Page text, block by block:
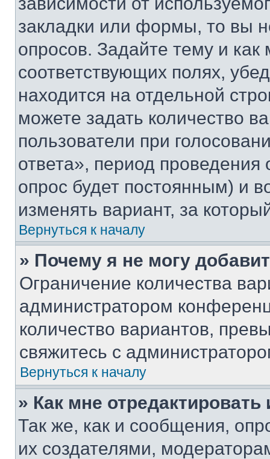
закладки или формы, то вы
опросов. Задайте тему и
соответствующих полях,
находится на отдельной
можете задать количество
пользователи при
ответа», период проведения
опрос будет постоянным) и
изменять вариант, за
Вернуться к началу
» Почему я не могу
Ограничение количества
администратором
количество вариантов,
свяжитесь с
Вернуться к началу
» Как мне
Так же, как и сообщения,
их создателями,